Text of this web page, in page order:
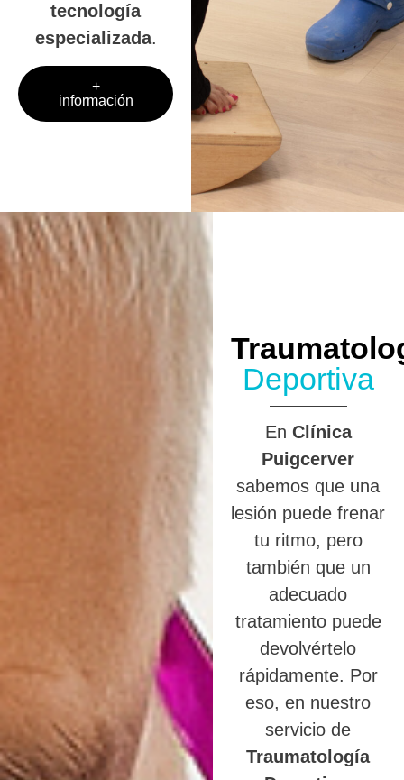
tecnología
especializada.
+
información
Deportiva
En Clínica
Puigcerver
sabemos que una
lesión puede frenar
tu ritmo, pero
también que un
adecuado
tratamiento puede
devolvértelo
rápidamente. Por
eso, en nuestro
servicio de
Traumatología